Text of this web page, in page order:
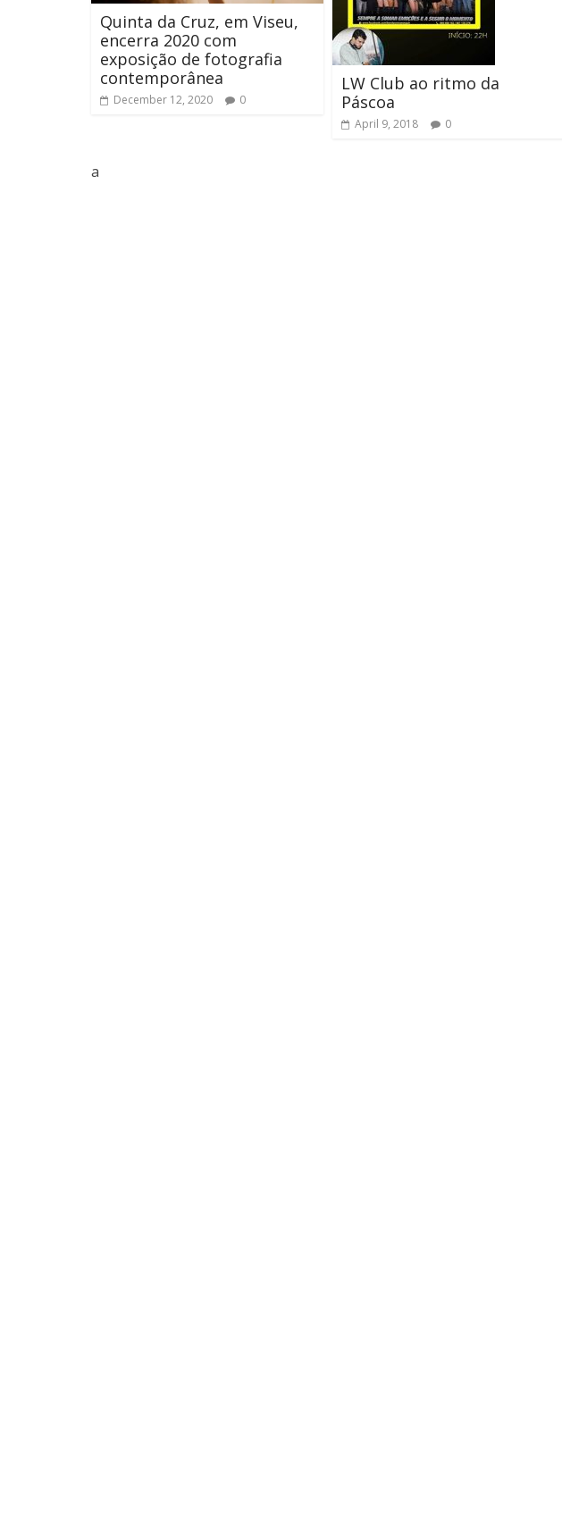
Quinta da Cruz, em Viseu,
encerra 2020 com
exposição de fotografia
contemporânea
December 12, 2020 0
LW Club ao ritmo da
Páscoa
April 9, 2018 0
a